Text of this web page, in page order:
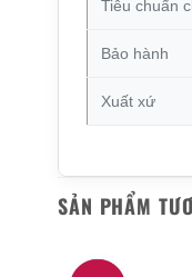
Tiêu chuẩn
Bảo hành
Xuất xứ
SẢN PHẨM